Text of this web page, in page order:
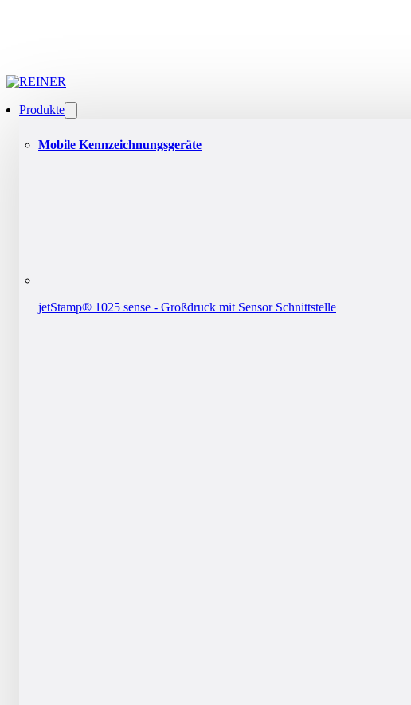
Produkte
Mobile Kennzeichnungsgeräte
jetStamp® 1025 sense - Großdruck mit Sensor Schnittstelle